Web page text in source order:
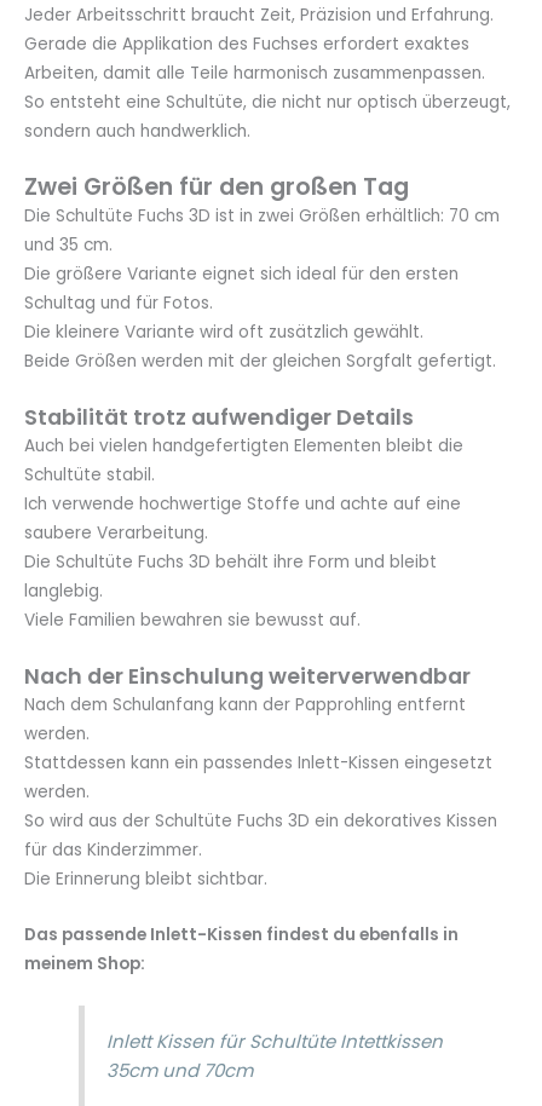
Jeder Arbeitsschritt braucht Zeit, Präzision und Erfahrung.
Gerade die Applikation des Fuchses erfordert exaktes
Arbeiten, damit alle Teile harmonisch zusammenpassen.
So entsteht eine Schultüte, die nicht nur optisch überzeugt,
sondern auch handwerklich.
Zwei Größen für den großen Tag
Die Schultüte Fuchs 3D ist in zwei Größen erhältlich: 70 cm
und 35 cm.
Die größere Variante eignet sich ideal für den ersten
Schultag und für Fotos.
Die kleinere Variante wird oft zusätzlich gewählt.
Beide Größen werden mit der gleichen Sorgfalt gefertigt.
Stabilität trotz aufwendiger Details
Auch bei vielen handgefertigten Elementen bleibt die
Schultüte stabil.
Ich verwende hochwertige Stoffe und achte auf eine
saubere Verarbeitung.
Die Schultüte Fuchs 3D behält ihre Form und bleibt
langlebig.
Viele Familien bewahren sie bewusst auf.
Nach der Einschulung weiterverwendbar
Nach dem Schulanfang kann der Papprohling entfernt
werden.
Stattdessen kann ein passendes Inlett-Kissen eingesetzt
werden.
So wird aus der Schultüte Fuchs 3D ein dekoratives Kissen
für das Kinderzimmer.
Die Erinnerung bleibt sichtbar.
Das passende Inlett-Kissen findest du ebenfalls in
meinem Shop:
Inlett Kissen für Schultüte Intettkissen
35cm und 70cm